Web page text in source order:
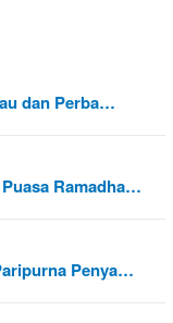
dan Perba…
Ramadha…
Penya…